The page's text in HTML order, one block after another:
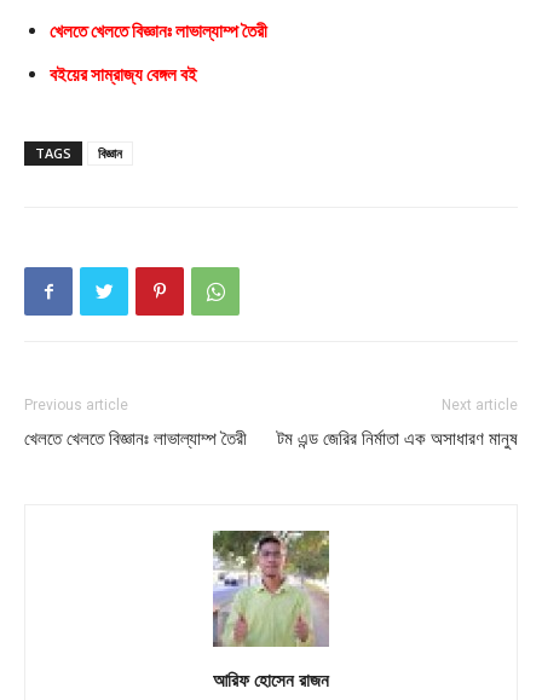
খেলতে খেলতে বিজ্ঞানঃ লাভাল্যাম্প তৈরী
বইয়ের সাম্রাজ্য বেঙ্গলবই
TAGS বিজ্ঞান
Previous article
খেলতে খেলতে বিজ্ঞানঃ লাভাল্যাম্প তৈরী
Next article
টম এন্ড জেরির নির্মাতা এক অসাধারণ মানুষ
আরিফ হোসেন রাজন